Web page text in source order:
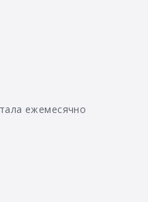
ежемесячно